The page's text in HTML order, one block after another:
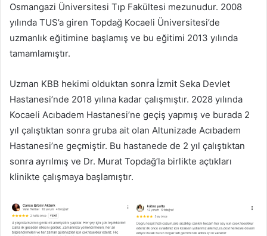
Osmangazi Üniversitesi Tıp Fakültesi mezunudur. 2008
yılında TUS’a giren Topdağ Kocaeli Üniversitesi’de
uzmanlık eğitimine başlamış ve bu eğitimi 2013 yılında
tamamlamıştır.
Uzman KBB hekimi olduktan sonra İzmit Seka Devlet
Hastanesi’nde 2018 yılına kadar çalışmıştır. 2028 yılında
Kocaeli Acıbadem Hastanesi’ne geçiş yapmış ve burada 2
yıl çalıştıktan sonra gruba ait olan Altunizade Acıbadem
Hastanesi’ne geçmiştir. Bu hastanede de 2 yıl çalıştıktan
sonra ayrılmış ve Dr. Murat Topdağ’la birlikte açtıkları
klinikte çalışmaya başlamıştır.